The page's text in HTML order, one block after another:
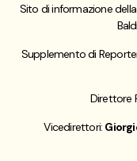
Sito di informazione
Supplemento di
Direttore
Vicedirettori: